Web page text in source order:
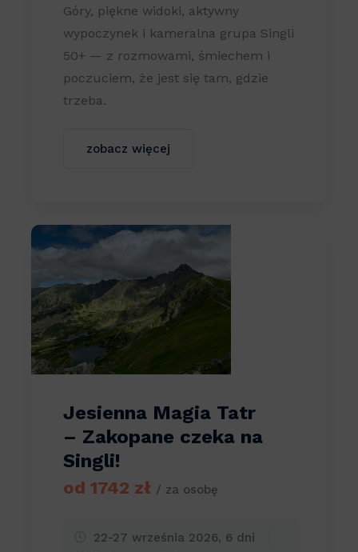
Góry, piękne widoki, aktywny
wypoczynek i kameralna grupa Singli
50+ — z rozmowami, śmiechem i
poczuciem, że jest się tam, gdzie
trzeba.
zobacz więcej
Jesienna Magia Tatr
– Zakopane czeka na
Singli!
od 1742 zł / za osobę
22-27 września 2026, 6 dni